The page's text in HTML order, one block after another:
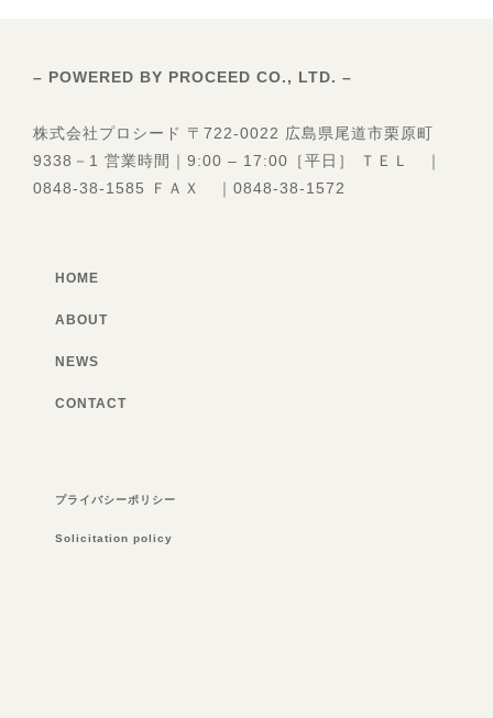
– POWERED BY PROCEED CO., LTD. –
株式会社プロシード 〒722-0022 広島県尾道市栗原町
9338－1 営業時間｜9:00 – 17:00［平日］ ＴＥＬ ｜
0848-38-1585 ＦＡＸ ｜0848-38-1572
HOME
ABOUT
NEWS
CONTACT
プライバシーポリシー
Solicitation policy